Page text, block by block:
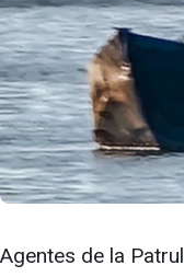
Agentes de la